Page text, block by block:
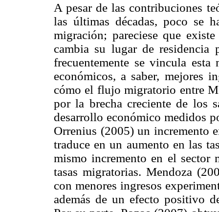
A pesar de las contribuciones
las últimas décadas, poco se
migración; pareciese que
cambia su lugar de residencia
frecuentemente se vincula
económicos, a saber, mejores
cómo el flujo migratorio entre
por la brecha creciente de los
desarrollo económico medidos
Orrenius (2005) un incremento
traduce en un aumento en las
mismo incremento en el sector
tasas migratorias. Mendoza
con menores ingresos
además de un efecto positivo